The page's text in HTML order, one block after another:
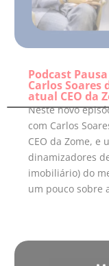
Podcast
Carlos Soares
atual CEO da
Neste novo
com Carlos
CEO da Zome, e
dinamizadores
imobiliário) do
um pouco sobre